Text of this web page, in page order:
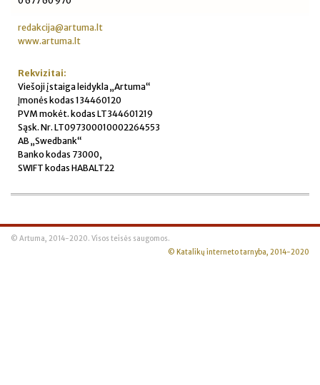
redakcija@artuma.lt
www.artuma.lt
Rekvizitai:
Viešoji įstaiga leidykla „Artuma“
Įmonės kodas 134460120
PVM mokėt. kodas LT344601219
Sąsk. Nr. LT097300010002264553
AB „Swedbank“
Banko kodas 73000,
SWIFT kodas HABALT22
© Artuma, 2014-2020. Visos teisės saugomos.
© Katalikų interneto tarnyba, 2014-2020